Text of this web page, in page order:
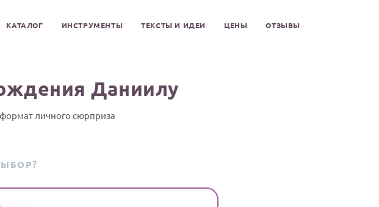
КАТАЛОГ ИНСТРУМЕНТЫ ТЕКСТЫ И ИДЕИ ЦЕНЫ ОТЗЫВЫ
Даниилу
личного сюрприза